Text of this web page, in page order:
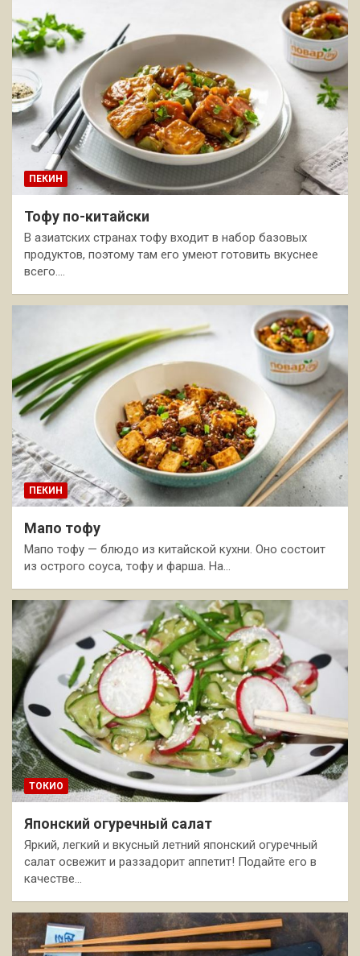
ПЕКИН
Тофу по-китайски
В азиатских странах тофу входит в набор базовых
продуктов, поэтому там его умеют готовить вкуснее
всего.…
ПЕКИН
Мапо тофу
Мапо тофу — блюдо из китайской кухни. Оно состоит
из острого соуса, тофу и фарша. На…
ТОКИО
Японский огуречный салат
Яркий, легкий и вкусный летний японский огуречный
салат освежит и раззадорит аппетит! Подайте его в
качестве…